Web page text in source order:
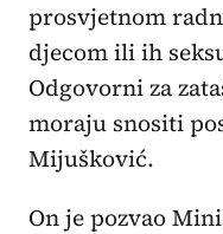
prosvjetnom
djecom ili ih
Odgovorni za
moraju snositi
Mijušković.
On je pozvao